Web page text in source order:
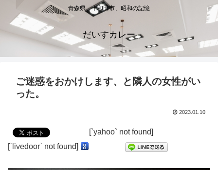
青森県、十和田市、昭和の記憶
だいすカレー
ご迷惑をおかけします、と隣人の女性がい
った。
2023.01.10
[`yahoo` not found]
[`livedoor` not found]